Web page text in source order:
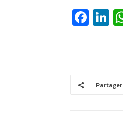
F
b
Li
dI
Partager